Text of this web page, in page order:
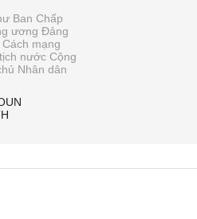
Ban Chấp
ương Đảng
mạng
nước Cộng
Nhân dân